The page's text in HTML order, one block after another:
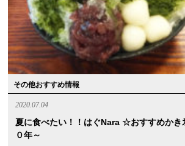
その他おすすめ情報
2020.07.04
夏に食べたい！！はぐnara ☆おすすめかき
０年～